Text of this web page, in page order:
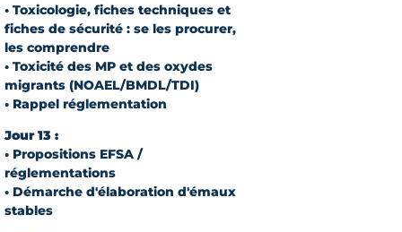
• Toxicologie, fiches techniques et
fiches de sécurité : se les procurer,
les comprendre
• Toxicité des MP et des oxydes
migrants (NOAEL/BMDL/TDI)
• Rappel réglementation
Jour 13 :
• Propositions EFSA /
réglementations
• Démarche d'élaboration d'émaux
stables